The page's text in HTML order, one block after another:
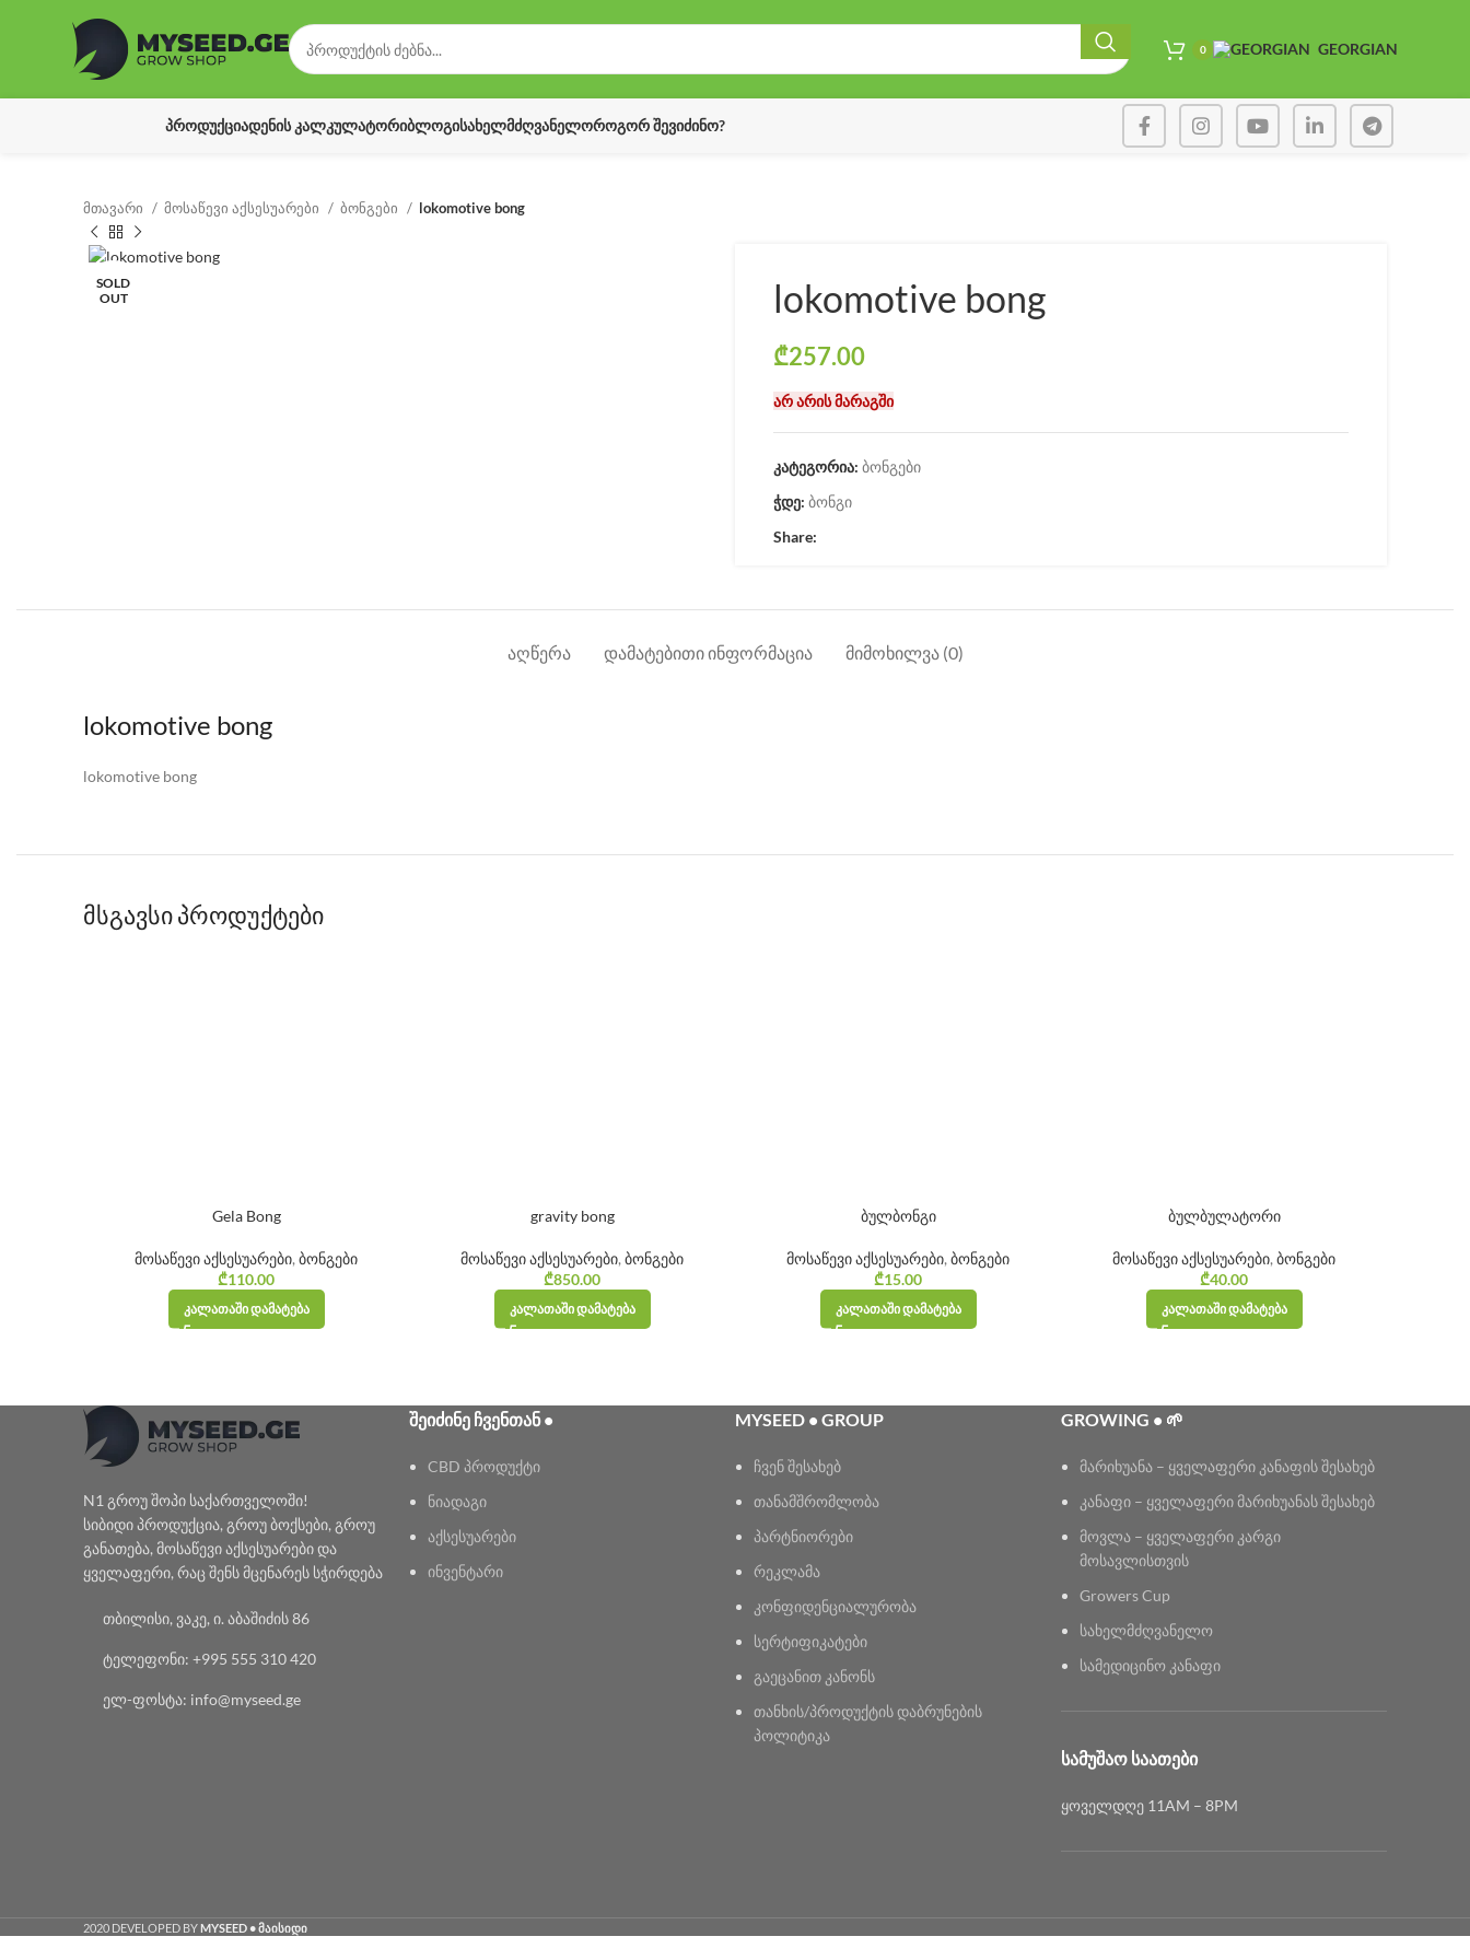
0 GEORGIAN
ᲞᲠᲝᲓᲣᲥᲪᲘᲐᲓᲔᲜᲘᲡ ᲙᲐᲚᲙᲣᲚᲐᲢᲝᲠᲘᲑᲚᲝᲒᲘᲡᲐᲮᲔᲚᲛᲫᲦᲕᲐᲜᲔᲚᲝᲠᲝᲒᲝᲠ ᲨᲔᲕᲘᲫᲘᲜᲝ?
მთავარი მოსაწევი აქსესუარები ბონგები lokomotive bong
SOLD
OUT
lokomotive bong
₾257.00
არ არის მარაგში
კატეგორია: ბონგები
ჭდე: ბონგი
Share:
ᲐᲦᲬᲔᲠᲐ ᲓᲐᲛᲐᲢᲔᲑᲘᲗᲘ ᲘᲜᲤᲝᲠᲛᲐᲪᲘᲐ ᲛᲘᲛᲝᲮᲘᲚᲕᲐ (0)
lokomotive bong
lokomotive bong
მსგავსი პროდუქტები
Gela Bong
მოსაწევი აქსესუარები, ბონგები
₾110.00
ᲙᲐᲚᲐᲗᲐᲨᲘ ᲓᲐᲛᲐᲢᲔᲑᲐ
gravity bong
მოსაწევი აქსესუარები, ბონგები
₾850.00
ᲙᲐᲚᲐᲗᲐᲨᲘ ᲓᲐᲛᲐᲢᲔᲑᲐ
ბულბონგი
მოსაწევი აქსესუარები, ბონგები
₾15.00
ᲙᲐᲚᲐᲗᲐᲨᲘ ᲓᲐᲛᲐᲢᲔᲑᲐ
ბულბულატორი
მოსაწევი აქსესუარები, ბონგები
₾40.00
ᲙᲐᲚᲐᲗᲐᲨᲘ ᲓᲐᲛᲐᲢᲔᲑᲐ
N1 გროუ შოპი საქართველოში!
სიბიდი პროდუქცია, გროუ ბოქსები, გროუ
განათება, მოსაწევი აქსესუარები და
ყველაფერი, რაც შენს მცენარეს სჭირდება
თბილისი, ვაკე, ი. აბაშიძის 86
ტელეფონი: +995 555 310 420
ელ-ფოსტა: info@myseed.ge
ᲨᲔᲘᲫᲘᲜᲔ ᲩᲕᲔᲜᲗᲐᲜ •
CBD პროდუქტი
ნიადაგი
აქსესუარები
ინვენტარი
MYSEED • GROUP
ჩვენ შესახებ
თანამშრომლობა
პარტნიორები
რეკლამა
კონფიდენციალურობა
სერტიფიკატები
გაეცანით კანონს
თანხის/პროდუქტის დაბრუნების
პოლიტიკა
GROWING • 🌱
მარიხუანა – ყველაფერი კანაფის შესახებ
კანაფი – ყველაფერი მარიხუანას შესახებ
მოვლა – ყველაფერი კარგი
მოსავლისთვის
Growers Cup
სახელმძღვანელო
სამედიცინო კანაფი
ᲡᲐᲛᲣᲨᲐᲝ ᲡᲐᲐᲗᲔᲑᲘ
ყოველდღე 11AM – 8PM
2020 DEVELOPED BYMYSEED • მაისიდი